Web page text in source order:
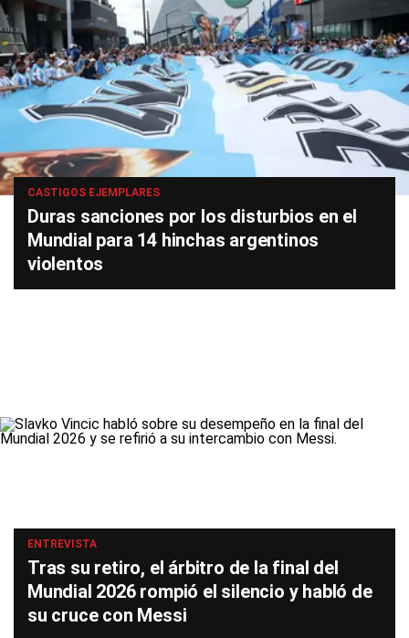
CASTIGOS EJEMPLARES
Duras sanciones por los disturbios en el
Mundial para 14 hinchas argentinos
violentos
ENTREVISTA
Tras su retiro, el árbitro de la final del
Mundial 2026 rompió el silencio y habló de
su cruce con Messi